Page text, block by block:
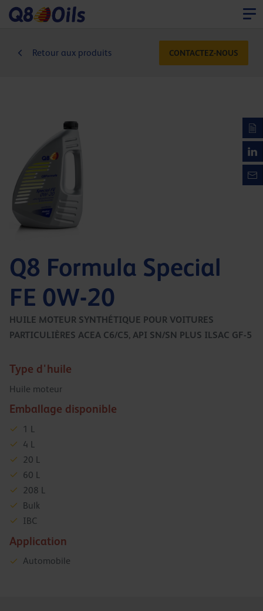
Retour aux produits CONTACTEZ-NOUS
Q8 Formula Special
FE 0W-20
HUILE MOTEUR SYNTHÉTIQUE POUR VOITURES
PARTICULIÈRES ACEA C6/C5, API SN/SN PLUS ILSAC GF-5
Type d'huile
Huile moteur
Emballage disponible
1 L
4 L
20 L
60 L
208 L
Bulk
IBC
Application
Automobile